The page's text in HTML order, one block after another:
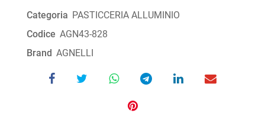
Categoria PASTICCERIA ALLUMINIO
Codice AGN43-828
Brand AGNELLI